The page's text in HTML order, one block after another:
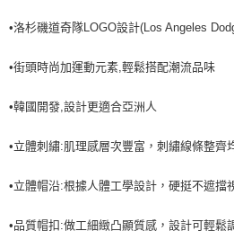
全家取貨<不支援離島取退>
每筆NT$60，滿NT$499(含以上)免運費
7-11取貨<不支援離島取退>
每筆NT$80，滿NT$699(含以上)免運費
•洛杉磯道奇隊LOGO設計(Los Angeles
•街頭時尚加運動元素,輕鬆搭配潮流品味
•韓國開發,設計更適合亞洲人
•立體刺繡:肌理感層次豐富，刺繡線條整齊
•立體帽沿:根據人體工學設計，硬挺不遮擋
•品質帽扣:做工細緻凸顯質感，設計可輕鬆